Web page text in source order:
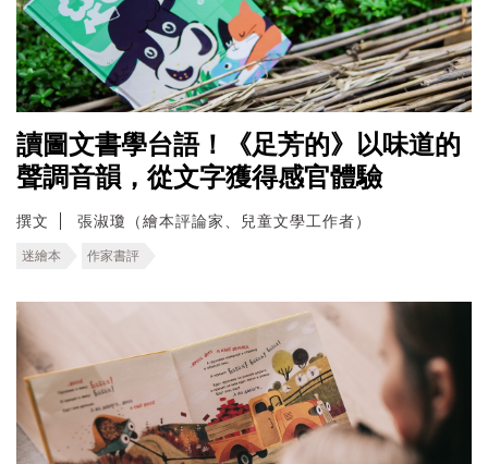
讀圖文書學台語！《足芳的》以味道的
聲調音韻，從文字獲得感官體驗
撰文 張淑瓊（繪本評論家、兒童文學工作者）
迷繪本 作家書評